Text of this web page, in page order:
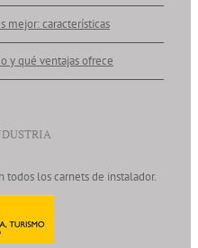
mejor: características
y qué ventajas ofrece
todos los carnets de instalador.